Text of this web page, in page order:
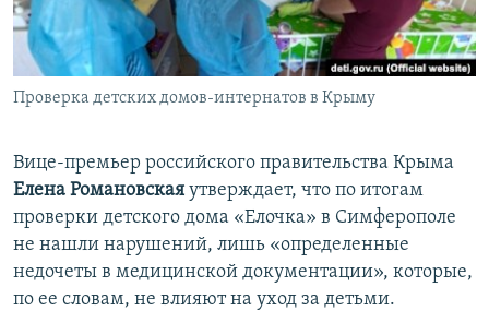
ELIFBE
УКРАИНСКАЯ ПРОБЛЕМА КРЫМА
Все сайты RFE/RL
Проверка детских домов-интернатов в Крыму
Вице-премьер российского правительства Крыма
Елена Романовская утверждает, что по итогам
проверки детского дома «Елочка» в Симферополе
не нашли нарушений, лишь «определенные
недочеты в медицинской документации», которые,
по ее словам, не влияют на уход за детьми.